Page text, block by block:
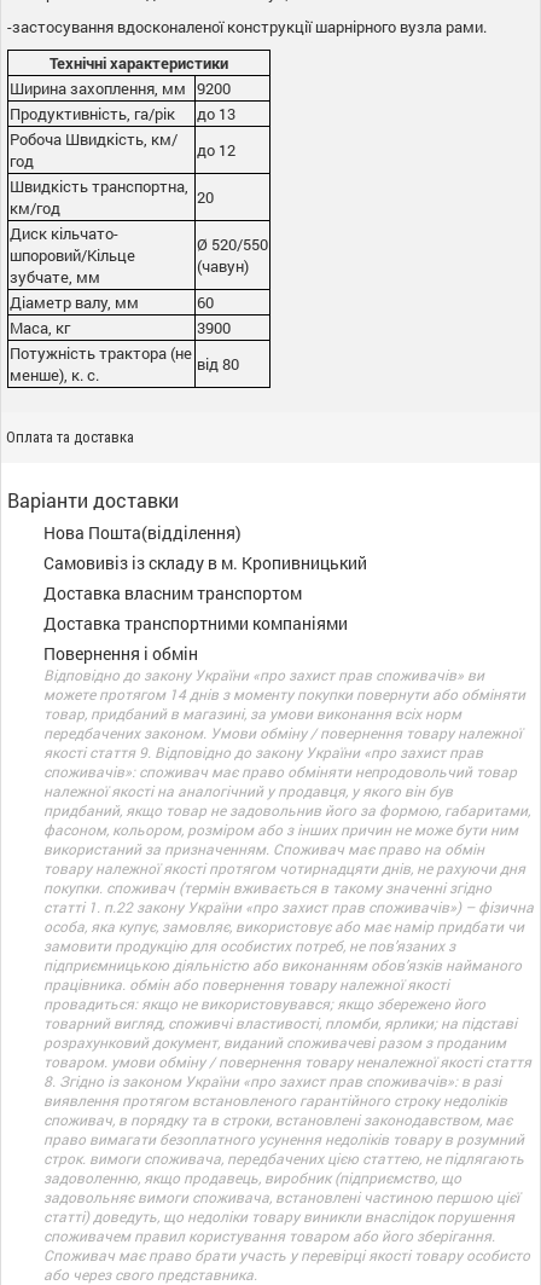
-застосування вдосконаленої конструкції шарнірного вузла рами.
Технічні характеристики
Ширина захоплення, мм 9200
Продуктивність, га/рік
до 13
Робоча Швидкість, км/
год
до 12
Швидкість транспортна,
км/год
20
Диск кільчато-
шпоровий/Кільце
зубчате, мм
Ø 520/550
(чавун)
Діаметр валу, мм
60
Маса, кг
3900
Потужність трактора (не
менше), к. с.
від 80
Оплата та доставка
Варіанти доставки
Нова Пошта(відділення)
Самовивіз із складу в м. Кропивницький
Доставка власним транспортом
Доставка транспортними компаніями
Повернення і обмін
Відповідно до закону України «про захист прав споживачів» ви
можете протягом 14 днів з моменту покупки повернути або обміняти
товар, придбаний в магазині, за умови виконання всіх норм
передбачених законом. Умови обміну / повернення товару належної
якості стаття 9. Відповідно до закону України «про захист прав
споживачів»: споживач має право обміняти непродовольчий товар
належної якості на аналогічний у продавця, у якого він був
придбаний, якщо товар не задовольнив його за формою, габаритами,
фасоном, кольором, розміром або з інших причин не може бути ним
використаний за призначенням. Споживач має право на обмін
товару належної якості протягом чотирнадцяти днів, не рахуючи дня
покупки. споживач (термін вживається в такому значенні згідно
статті 1. п.22 закону України «про захист прав споживачів») – фізична
особа, яка купує, замовляє, використовує або має намір придбати чи
замовити продукцію для особистих потреб, не пов’язаних з
підприємницькою діяльністю або виконанням обов’язків найманого
працівника. обмін або повернення товару належної якості
провадиться: якщо не використовувався; якщо збережено його
товарний вигляд, споживчі властивості, пломби, ярлики; на підставі
розрахунковий документ, виданий споживачеві разом з проданим
товаром. умови обміну / повернення товару неналежної якості стаття
8. Згідно із законом України «про захист прав споживачів»: в разі
виявлення протягом встановленого гарантійного строку недоліків
споживач, в порядку та в строки, встановлені законодавством, має
право вимагати безоплатного усунення недоліків товару в розумний
строк. вимоги споживача, передбачених цією статтею, не підлягають
задоволенню, якщо продавець, виробник (підприємство, що
задовольняє вимоги споживача, встановлені частиною першою цієї
статті) доведуть, що недоліки товару виникли внаслідок порушення
споживачем правил користування товаром або його зберігання.
Споживач має право брати участь у перевірці якості товару особисто
або через свого представника.